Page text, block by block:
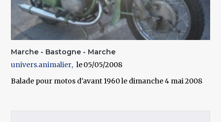
Marche - Bastogne - Marche
univers.animalier
05/05/2008
Balade pour motos d'avant 1960 le dimanche 4 mai 2008